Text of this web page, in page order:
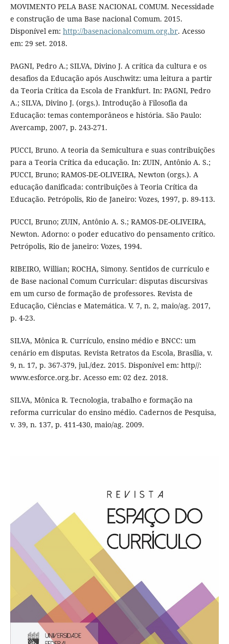
MOVIMENTO PELA BASE NACIONAL COMUM. Necessidade
e construção de uma Base nacional Comum. 2015.
Disponível em: http://basenacionalcomum.org.br. Acesso
em: 29 set. 2018.
PAGNI, Pedro A.; SILVA, Divino J. A crítica da cultura e os
desafios da Educação após Auschwitz: uma leitura a partir
da Teoria Crítica da Escola de Frankfurt. In: PAGNI, Pedro
A.; SILVA, Divino J. (orgs.). Introdução à Filosofia da
Educação: temas contemporâneos e história. São Paulo:
Avercamp, 2007, p. 243-271.
PUCCI, Bruno. A teoria da Semicultura e suas contribuições
para a Teoria Crítica da educação. In: ZUIN, Antônio A. S.;
PUCCI, Bruno; RAMOS-DE-OLIVEIRA, Newton (orgs.). A
educação danificada: contribuições à Teoria Crítica da
Educação. Petrópolis, Rio de Janeiro: Vozes, 1997, p. 89-113.
PUCCI, Bruno; ZUIN, Antônio A. S.; RAMOS-DE-OLIVEIRA,
Newton. Adorno: o poder educativo do pensamento crítico.
Petrópolis, Rio de janeiro: Vozes, 1994.
RIBEIRO, Willian; ROCHA, Simony. Sentidos de currículo e
de Base nacional Comum Curricular: disputas discursivas
em um curso de formação de professores. Revista de
Educação, Ciências e Matemática. V. 7, n. 2, maio/ag. 2017,
p. 4-23.
SILVA, Mônica R. Currículo, ensino médio e BNCC: um
cenário em disputas. Revista Retratos da Escola, Brasília, v.
9, n. 17, p. 367-379, jul./dez. 2015. Disponível em: http//:
www.esforce.org.br. Acesso em: 02 dez. 2018.
SILVA, Mônica R. Tecnologia, trabalho e formação na
reforma curricular do ensino médio. Cadernos de Pesquisa,
v. 39, n. 137, p. 411-430, maio/ag. 2009.